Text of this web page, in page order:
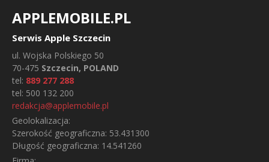
APPLEMOBILE.PL
Serwis Apple Szczecin
ul. Wojska Polskiego 50
70-475 Szczecin, POLAND
tel: 889 277 288
tel: 500 132 200
redakcja@applemobile.pl
Geolokalizacja:
Szerokość geograficzna: 53.431300
Długość geograficzna: 14.541260